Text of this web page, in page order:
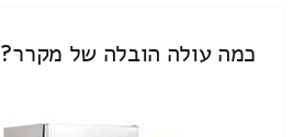
כמה עולה הובלה של מקרר?